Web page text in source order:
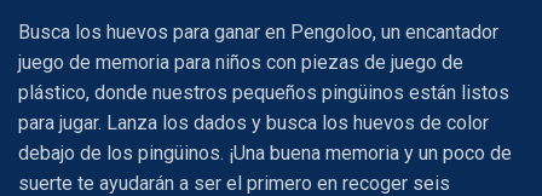
Busca los huevos para ganar en Pengoloo, un encantador
juego de memoria para niños con piezas de juego de
plástico, donde nuestros pequeños pingüinos están listos
para jugar. Lanza los dados y busca los huevos de color
debajo de los pingüinos. ¡Una buena memoria y un poco de
suerte te ayudarán a ser el primero en recoger seis